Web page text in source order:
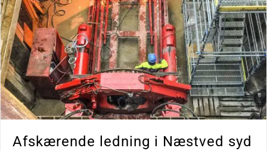
Afskærende ledning i Næstved syd